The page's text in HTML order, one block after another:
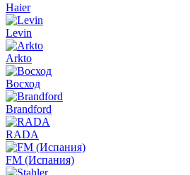
Haier
Levin
Arkto
Восход
Brandford
RADA
FM (Испания)